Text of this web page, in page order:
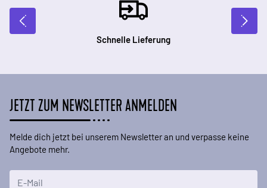
Schnelle Lieferung
JETZT ZUM NEWSLETTER ANMELDEN
Melde dich jetzt bei unserem Newsletter an und verpasse keine
Angebote mehr.